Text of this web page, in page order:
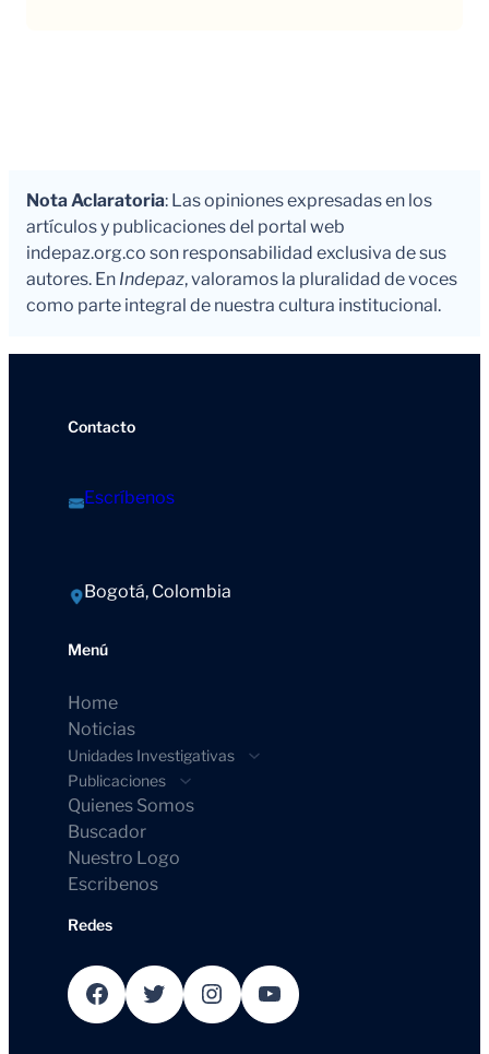
Nota Aclaratoria: Las opiniones expresadas en los
artículos y publicaciones del portal web
indepaz.org.co son responsabilidad exclusiva de sus
autores. En Indepaz, valoramos la pluralidad de voces
como parte integral de nuestra cultura institucional.
Contacto
Escríbenos
Bogotá, Colombia
Menú
Home
Noticias
Unidades Investigativas
Publicaciones
Quienes Somos
Buscador
Nuestro Logo
Escribenos
Redes
Facebook Twitter Instagram YouTube